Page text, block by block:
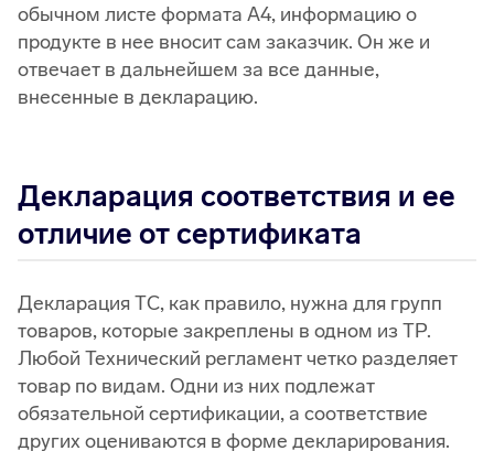
обычном листе формата А4, информацию о
продукте в нее вносит сам заказчик. Он же и
отвечает в дальнейшем за все данные,
внесенные в декларацию.
Декларация соответствия и ее
отличие от сертификата
Декларация ТС, как правило, нужна для групп
товаров, которые закреплены в одном из ТР.
Любой Технический регламент четко разделяет
товар по видам. Одни из них подлежат
обязательной сертификации, а соответствие
других оцениваются в форме декларирования.